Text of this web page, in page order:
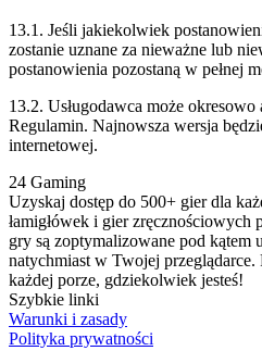
13.1. Jeśli jakiekolwiek
zostanie uznane za nieważne lub
postanowienia pozostaną w pełnej
13.2. Usługodawca może
Regulamin. Najnowsza wersja
internetowej.
24 Gaming
Uzyskaj dostęp do 500+ gier dla
łamigłówek i gier
gry są zoptymalizowane pod kątem
natychmiast w Twojej przeglądarce.
każdej porze, gdziekolwiek jesteś!
Szybkie linki
Warunki i zasady
Polityka prywatności